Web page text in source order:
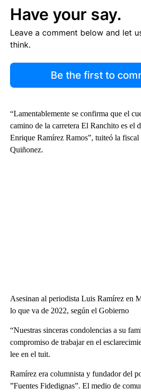
Have your say.
Leave a comment below and let
think.
Be the first to
“Lamentablemente se confirma que el
camino de la carretera El Ranchito es el
Enrique Ramírez Ramos”, tuiteó la fiscal
Quiñonez.
Asesinan al periodista Luis Ramírez en
lo que va de 2022, según el Gobierno
“Nuestras sinceras condolencias a su
compromiso de trabajar en el
lee en el tuit.
Ramírez era columnista y fundador del
”Fuentes Fidedignas”. El medio de